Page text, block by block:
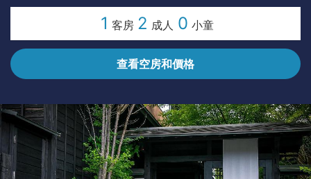
1 客房 2 成人 0 小童
查看空房和價格